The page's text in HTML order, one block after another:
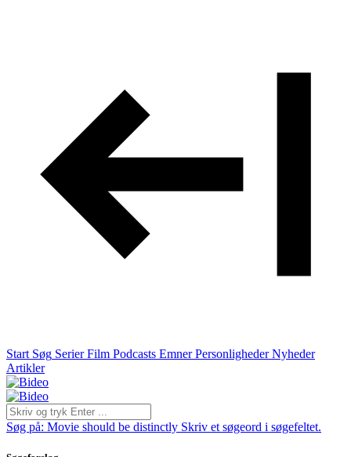
Start Søg Serier Film Podcasts Emner Personligheder Nyheder
Artikler
Søg på: Movie should be distinctly Skriv et søgeord i søgefeltet.